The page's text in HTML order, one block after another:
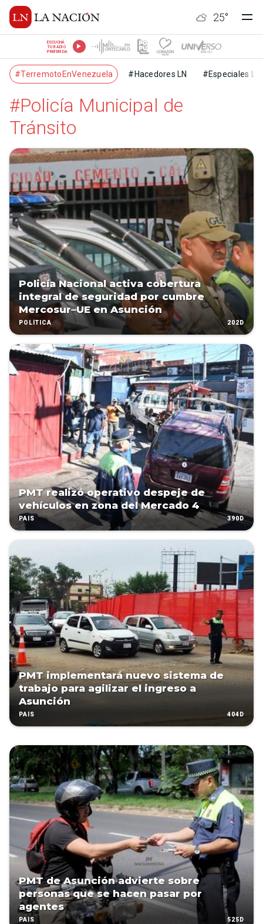
25°
ESCUCHÁ
TU RADIO
PREFERIDA
#TerremotoEnVenezuela #Hacedores LN #Especiales LN
#Policía Municipal de
Tránsito
Policía Nacional activa cobertura
integral de seguridad por cumbre
Mercosur–UE en Asunción
POLÍTICA 202D
PMT realizó operativo despeje de
vehículos en zona del Mercado 4
PAÍS 390D
PMT implementará nuevo sistema de
trabajo para agilizar el ingreso a
Asunción
PAÍS 404D
PMT de Asunción advierte sobre
personas que se hacen pasar por
agentes
PAÍS 525D